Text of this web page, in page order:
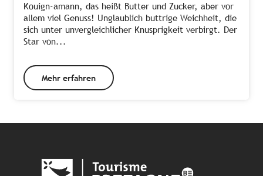
Kouign-amann, das heißt Butter und Zucker, aber vor
allem viel Genuss! Unglaublich buttrige Weichheit, die
sich unter unvergleichlicher Knusprigkeit verbirgt. Der
Star von...
Mehr erfahren